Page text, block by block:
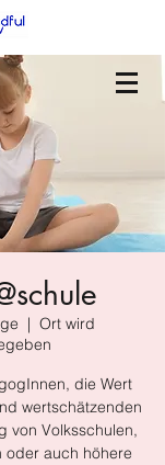
  |
Ort wird
die Wert
wertschätzenden
von Volksschulen,
oder auch höhere